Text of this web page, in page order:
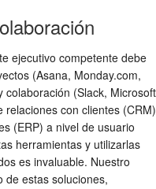
ejecutivo competente debe
(Asana, Monday.com,
(Slack, Microsoft
con clientes (CRM)
(ERP) a nivel de usuario
herramientas y utilizarlas
es invaluable. Nuestro
de estas soluciones,